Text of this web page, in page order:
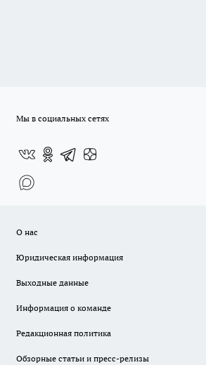
Мы в социальных сетях
О нас
Юридическая информация
Выходные данные
Информация о команде
Редакционная политика
Обзорные статьи и пресс-релизы